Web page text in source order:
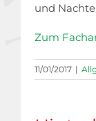
und
Zum
11/01/2017 |